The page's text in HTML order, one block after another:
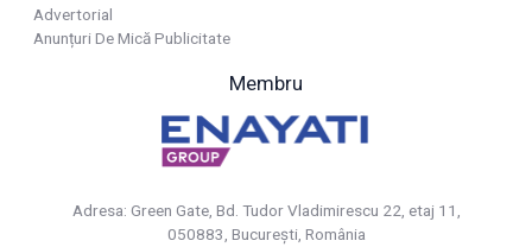
Advertorial
Anunțuri De Mică Publicitate
Membru
Adresa: Green Gate, Bd. Tudor Vladimirescu 22, etaj 11,
050883, Bucureşti, România